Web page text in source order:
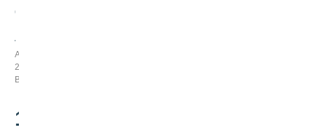
С
л
и
к
о
в
а
Арт:
237037
В наличии
110